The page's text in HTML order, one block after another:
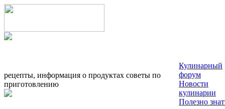
рецепты, информация о продуктах советы по
приготовлению
Кулинарный
форум
Новости
кулинарии
Полезно